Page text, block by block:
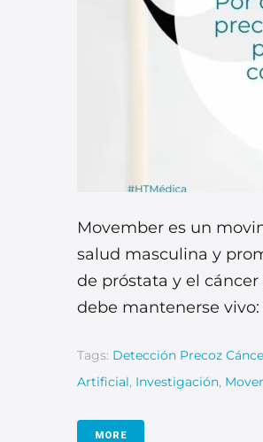
Movember es un
salud masculina y
de próstata y el
debe mantenerse
Tags: Detección Precoz
Artificial, Investigación,
MORE